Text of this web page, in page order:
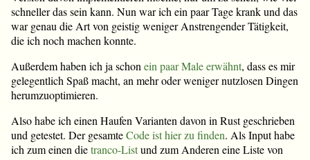
schneller das sein kann. Nun war ich ein paar Tage krank und das
war genau die Art von geistig weniger Anstrengender Tätigkeit,
die ich noch machen konnte.
Außerdem haben ich ja schon ein paarMaleerwähnt, dass es mir
gelegentlich Spaß macht, an mehr oder weniger nutzlosen Dingen
herumzuoptimieren.
Also habe ich einen Haufen Varianten davon in Rust geschrieben
und getestet. Der gesamteCode ist hier zu finden. Als Input habe
ich zum einen dietranco-Listund zum Anderen eine Liste von